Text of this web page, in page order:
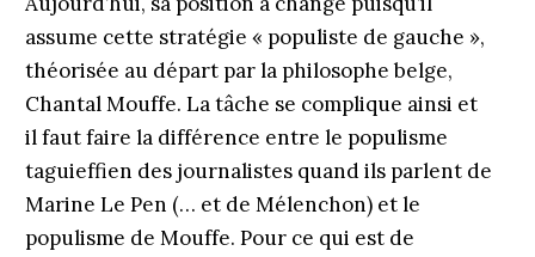
assume cette stratégie « populiste de gauche »,
théorisée au départ par la philosophe belge,
Chantal Mouffe. La tâche se complique ainsi et
il faut faire la différence entre le populisme
taguieffien des journalistes quand ils parlent de
Marine Le Pen (… et de Mélenchon) et le
populisme de Mouffe. Pour ce qui est de